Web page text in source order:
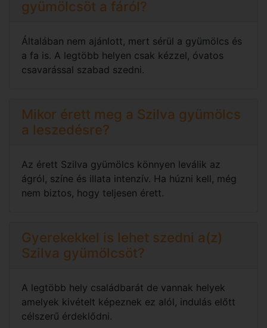
gyümölcsöt a fáról?
Általában nem ajánlott, mert sérül a gyümölcs és
a fa is. A legtöbb helyen csak kézzel, óvatos
csavarással szabad szedni.
Mikor érett meg a Szilva gyümölcs
a leszedésre?
Az érett Szilva gyümölcs könnyen leválik az
ágról, színe és illata intenzív. Ha húzni kell, még
nem biztos, hogy teljesen érett.
Gyerekekkel is lehet szedni a(z)
Szilva gyümölcsöt?
A legtöbb hely családbarát de vannak helyek
amelyek kivételt képeznek ez alól, indulás előtt
célszerű érdeklődni.